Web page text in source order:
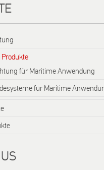
für Maritime Anwendung
für Maritime